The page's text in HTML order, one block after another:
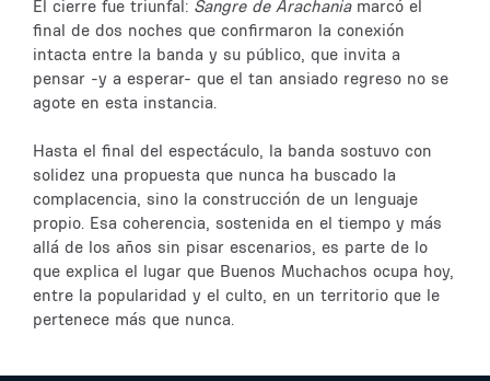
El cierre fue triunfal: Sangre de Arachaniamarcó el
final de dos noches que confirmaron la conexión
intacta entre la banda y su público, que invita a
pensar -y a esperar- que el tan ansiado regreso no se
agote en esta instancia.
Hasta el final del espectáculo, la banda sostuvo con
solidez una propuesta que nunca ha buscado la
complacencia, sino la construcción de un lenguaje
propio. Esa coherencia, sostenida en el tiempo y más
allá de los años sin pisar escenarios, es parte de lo
que explica el lugar que Buenos Muchachos ocupa hoy,
entre la popularidad y el culto, en un territorio que le
pertenece más que nunca.